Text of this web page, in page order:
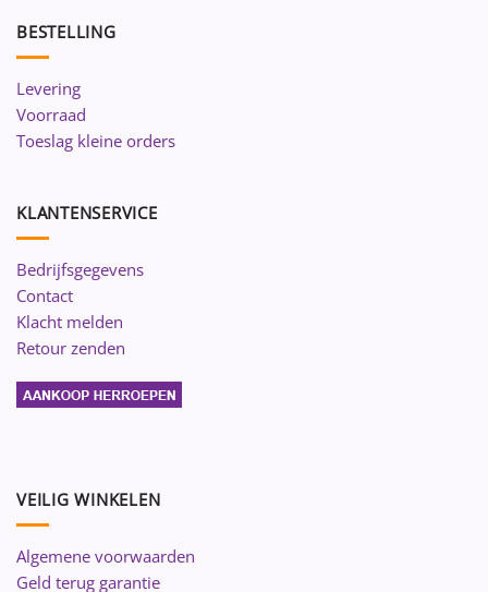
BESTELLING
Levering
Voorraad
Toeslag kleine orders
KLANTENSERVICE
Bedrijfsgegevens
Contact
Klacht melden
Retour zenden
VEILIG WINKELEN
Algemene voorwaarden
Geld terug garantie